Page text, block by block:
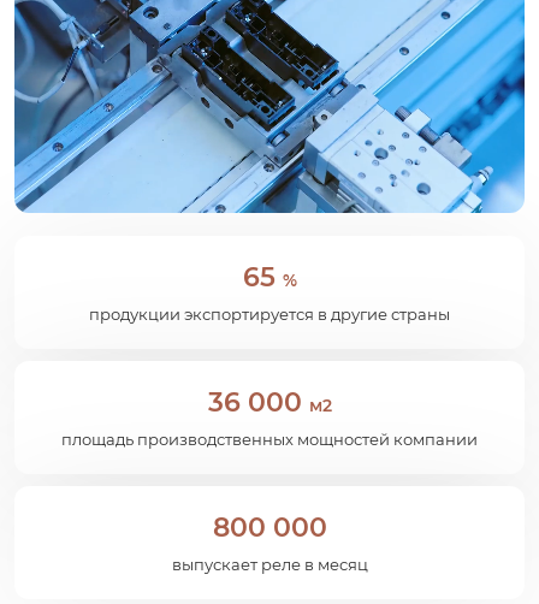
65 %
продукции экспортируется в другие страны
36 000 м2
площадь производственных мощностей компании
800 000
выпускает реле в месяц